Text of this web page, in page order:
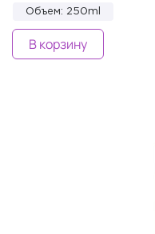
Объем: 250ml
В корзину